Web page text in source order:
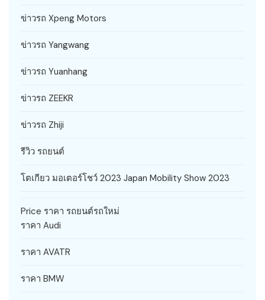
ข่าวรถ Xpeng Motors
ข่าวรถ Yangwang
ข่าวรถ Yuanhang
ข่าวรถ ZEEKR
ข่าวรถ Zhiji
รีวิว รถยนต์
โตเกียว มอเตอร์โชว์ 2023 Japan Mobility Show 2023
Price ราคา รถยนต์รถใหม่
ราคา Audi
ราคา AVATR
ราคา BMW